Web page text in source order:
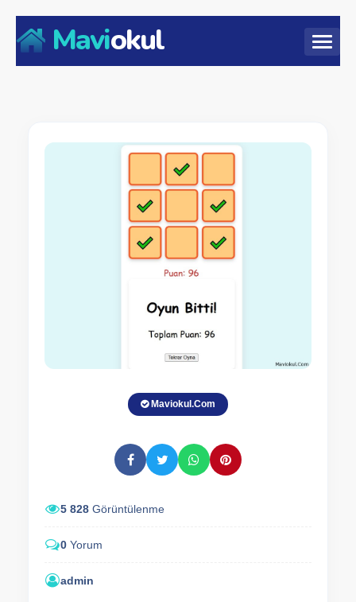
Maviokul
Maviokul.Com
5 828 Görüntülenme
0 Yorum
admin